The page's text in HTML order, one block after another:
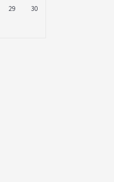
29
30